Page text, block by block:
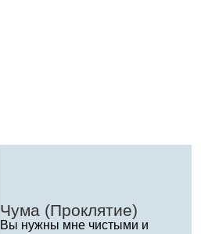
Чума (Проклятие)
Вы нужны мне чистыми и